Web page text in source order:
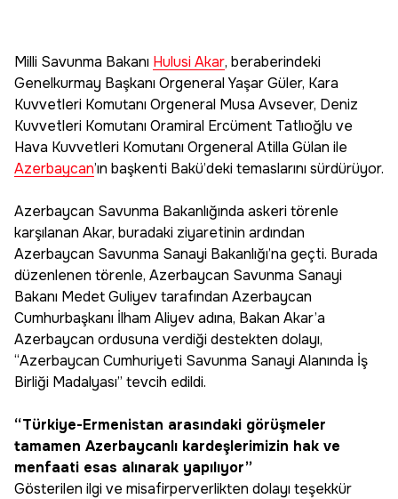
Milli Savunma Bakanı Hulusi Akar, beraberindeki
Genelkurmay Başkanı Orgeneral Yaşar Güler, Kara
Kuvvetleri Komutanı Orgeneral Musa Avsever, Deniz
Kuvvetleri Komutanı Oramiral Ercüment Tatlıoğlu ve
Hava Kuvvetleri Komutanı Orgeneral Atilla Gülan ile
Azerbaycan’ın başkenti Bakü’deki temaslarını sürdürüyor.
Azerbaycan Savunma Bakanlığında askeri törenle
karşılanan Akar, buradaki ziyaretinin ardından
Azerbaycan Savunma Sanayi Bakanlığı’na geçti. Burada
düzenlenen törenle, Azerbaycan Savunma Sanayi
Bakanı Medet Guliyev tarafından Azerbaycan
Cumhurbaşkanı İlham Aliyev adına, Bakan Akar’a
Azerbaycan ordusuna verdiği destekten dolayı,
“Azerbaycan Cumhuriyeti Savunma Sanayi Alanında İş
Birliği Madalyası” tevcih edildi.
“Türkiye-Ermenistan arasındaki görüşmeler
tamamen Azerbaycanlı kardeşlerimizin hak ve
menfaati esas alınarak yapılıyor”
Gösterilen ilgi ve misafirperverlikten dolayı teşekkür